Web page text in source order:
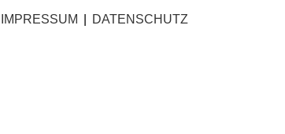
IMPRESSUM DATENSCHUTZ